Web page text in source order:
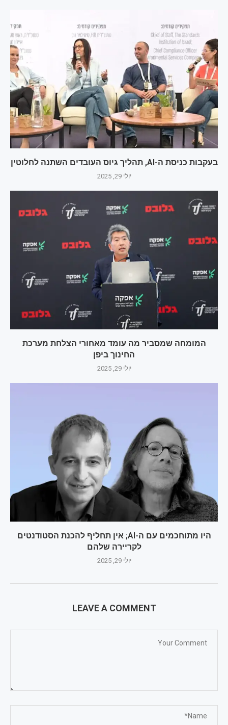
בעקבות כניסת ה-AI, תהליך גיוס העובדים השתנה לחלוטין
יולי 29, 2025
המומחה שמסביר מה עומד מאחורי הצלחת מערכת
החינוך ביפן
יולי 29, 2025
היו מתוחכמים עם ה-AI; אין תחליף להכנת הסטודנטים
לקריירה שלהם
יולי 29, 2025
LEAVE A COMMENT